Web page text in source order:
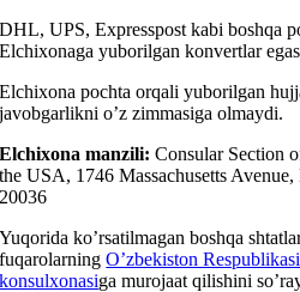
DHL, UPS, Expresspost kabi boshqa
Elchixonaga yuborilgan konvertlar
Elchixona pochta orqali yuborilgan
javobgarlikni o’z zimmasiga olmaydi.
Elchixona manzili: Consular Section
the USA, 1746 Massachusetts
20036
Yuqorida ko’rsatilmagan boshqa
fuqarolarningO’zbekiston
konsulxonasiga murojaat qilishini